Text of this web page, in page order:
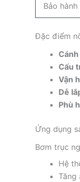
Bảo hành
Đặc điểm
Cấu
Vận
Dễ
Phù
Ứng dụng
Bơm trục
Hệ
Tăng